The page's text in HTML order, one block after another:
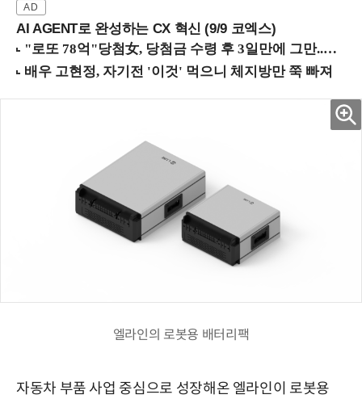
AI AGENT로 완성하는 CX 혁신 (9/9 코엑스)
엘라인의 로봇용 배터리팩
자동차 부품 사업 중심으로 성장해온 엘라인이 로봇용